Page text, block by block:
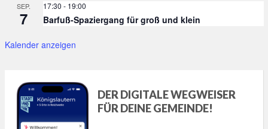
SEP.
7
17:30 - 19:00
Barfuß-Spaziergang für groß und klein
Kalender anzeigen
DER DIGITALE WEGWEISER
FÜR DEINE GEMEINDE!